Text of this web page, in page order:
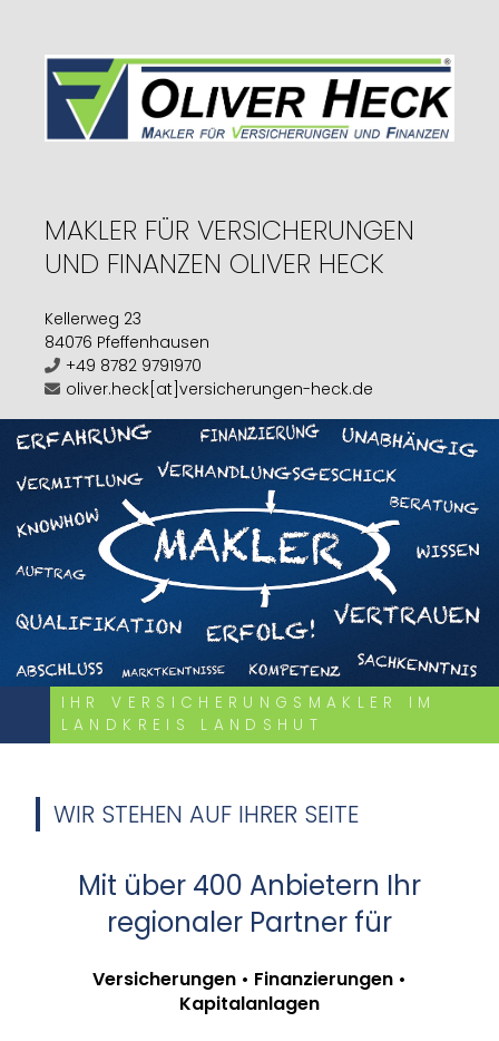
MAKLER FÜR VERSICHERUNGEN
UND FINANZEN OLIVER HECK
Kellerweg 23
84076 Pfeffenhausen
+49 8782 9791970
oliver.heck[at]versicherungen-heck.de
IHR VERSICHERUNGSMAKLER IM
LANDKREIS LANDSHUT
WIR STEHEN AUF IHRER SEITE
Mit über 400 Anbietern Ihr
regionaler Partner für
Versicherungen • Finanzierungen •
Kapitalanlagen